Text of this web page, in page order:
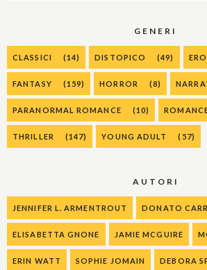
GENERI
CLASSICI (14) DISTOPICO (49)
FANTASY (159) HORROR (8)
PARANORMAL ROMANCE (10)
THRILLER (147) YOUNG ADULT (57)
AUTORI
JENNIFER L. ARMENTROUT DONATO
ELISABETTA GNONE JAMIE MCGUIRE
ERIN WATT SOPHIE JOMAIN DEBORA